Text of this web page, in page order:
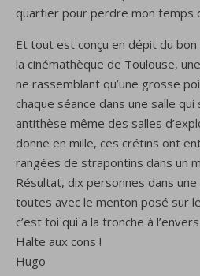
quartier pour perdre mon temps
Et tout est conçu en dépit du
la cinémathèque de Toulouse,
ne rassemblant qu’une grosse
chaque séance dans une salle
antithèse même des salles
donne en mille, ces crétins ont
rangées de strapontins dans un
Résultat, dix personnes dans
toutes avec le menton posé sur
c’est toi qui a la tronche à
Halte aux cons !
Hugo